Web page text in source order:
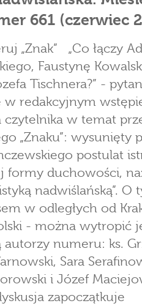
661 (czerwiec
„Znak” „Co łączy
Faustynę
Tischnera?” -
w redakcyjnym
czytelnika w temat
„Znaku”: wysunięty
postulat
formy duchowości,
nadwiślańską”. O
w odległych od
- można wytropić
numeru: ks.
Sara
i Józef
zapoczątkuje